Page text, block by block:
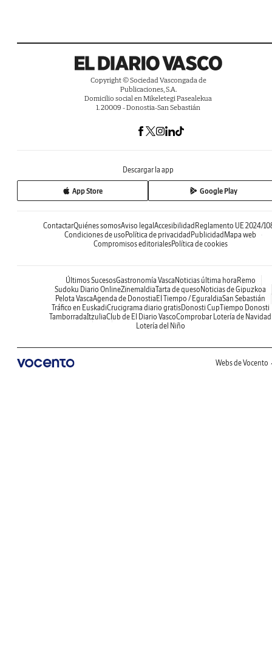
Copyright © Sociedad Vascongada de
Publicaciones, S.A.
Domicilio social en Mikeletegi Pasealekua
1. 20009 - Donostia-San Sebastián
Descargar la app
App Store Google Play
ContactarQuiénes somosAviso legal Accesibilidad Reglamento UE 2024/
Condiciones de uso Política de privacidad Publicidad Mapa web
Compromisos editorialesPolítica de cookies
Últimos SucesosGastronomía Vasca Noticias última hora Remo
Sudoku Diario OnlineZinemaldiaTarta de queso Noticias de Gipuzkoa
Pelota VascaAgenda de Donostia El Tiempo / EguraldiaSan Sebastián
Tráfico en EuskadiCrucigrama diario gratisDonosti CupTiempo Donosti
TamborradaItzuliaClub de El Diario VascoComprobar Lotería de Navidad
Lotería del Niño
Webs de Vocento